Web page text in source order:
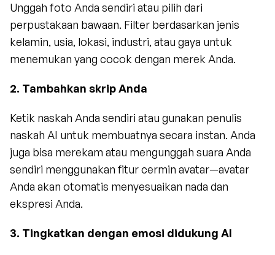
Unggah foto Anda sendiri atau pilih dari
perpustakaan bawaan. Filter berdasarkan jenis
kelamin, usia, lokasi, industri, atau gaya untuk
menemukan yang cocok dengan merek Anda.
2. Tambahkan skrip Anda
Ketik naskah Anda sendiri atau gunakan penulis
naskah AI untuk membuatnya secara instan. Anda
juga bisa merekam atau mengunggah suara Anda
sendiri menggunakan fitur cermin avatar—avatar
Anda akan otomatis menyesuaikan nada dan
ekspresi Anda.
3. Tingkatkan dengan emosi didukung AI